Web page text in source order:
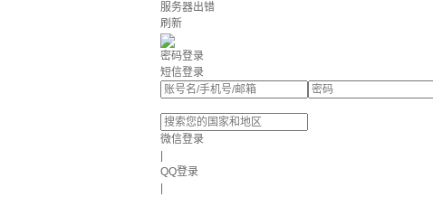
服务器出错
刷新
密码登录
短信登录
微信登录
QQ登录